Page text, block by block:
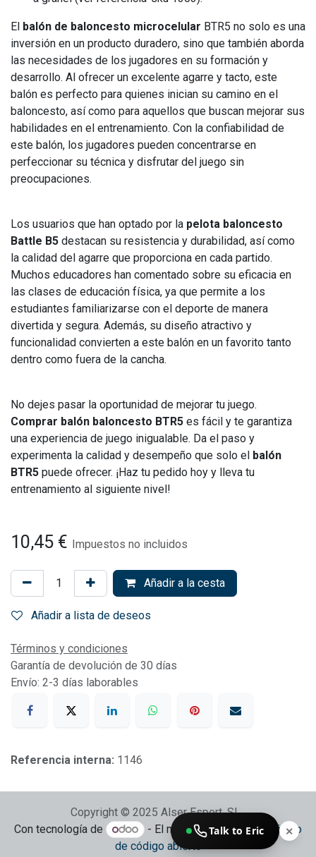
El balón de baloncesto microcelular BTR5 no solo es una
inversión en un producto duradero, sino que también aborda
las necesidades de los jugadores en su formación y
desarrollo. Al ofrecer un excelente agarre y tacto, este
balón es perfecto para quienes inician su camino en el
baloncesto, así como para aquellos que buscan mejorar sus
habilidades en el entrenamiento. Con la confiabilidad de
este balón, los jugadores pueden concentrarse en
perfeccionar su técnica y disfrutar del juego sin
preocupaciones.
Los usuarios que han optado por la pelota baloncesto
Battle B5 destacan su resistencia y durabilidad, así como
la calidad del agarre que proporciona en cada partido.
Muchos educadores han comentado sobre su eficacia en
las clases de educación física, ya que permite a los
estudiantes familiarizarse con el deporte de manera
divertida y segura. Además, su diseño atractivo y
funcionalidad convierten a este balón en un favorito tanto
dentro como fuera de la cancha.
No dejes pasar la oportunidad de mejorar tu juego.
Comprar balón baloncesto BTR5 es fácil y te garantiza
una experiencia de juego inigualable. Da el paso y
experimenta la calidad y desempeño que solo el balón
BTR5 puede ofrecer. ¡Haz tu pedido hoy y lleva tu
entrenamiento al siguiente nivel!
10,45 € Impuestos no incluidos
Añadir a la cesta
Añadir a lista de deseos
Términos y condiciones
Garantía de devolución de 30 días
Envío: 2-3 días laborables
Referencia interna: 1146
Copyright © 2025 Alser Esport, SL
Con tecnología de
- El mejorComercio electrónico
de código abierto
Talk to Eric ✕